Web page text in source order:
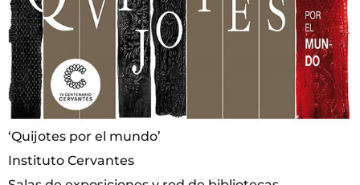
‘Quijotes por el mundo’
Instituto Cervantes